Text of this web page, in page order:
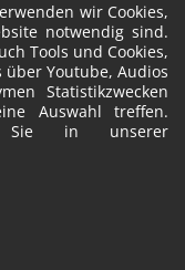
wir Cookies,
notwendig sind.
Tools und Cookies,
Youtube, Audios
Statistikzwecken
Auswahl treffen.
Sie in unserer